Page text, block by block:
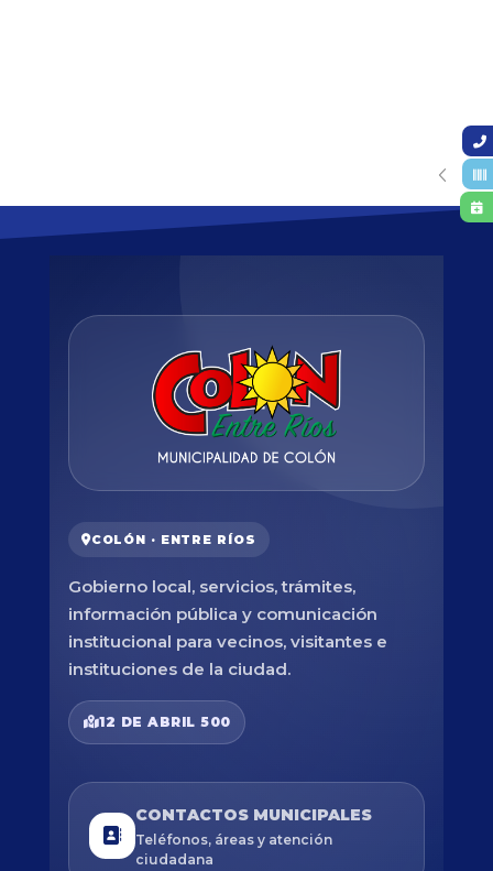
COLÓN · ENTRE RÍOS
Gobierno local, servicios, trámites,
información pública y comunicación
institucional para vecinos, visitantes e
instituciones de la ciudad.
12 DE ABRIL 500
CONTACTOS MUNICIPALES
Teléfonos, áreas y atención
ciudadana